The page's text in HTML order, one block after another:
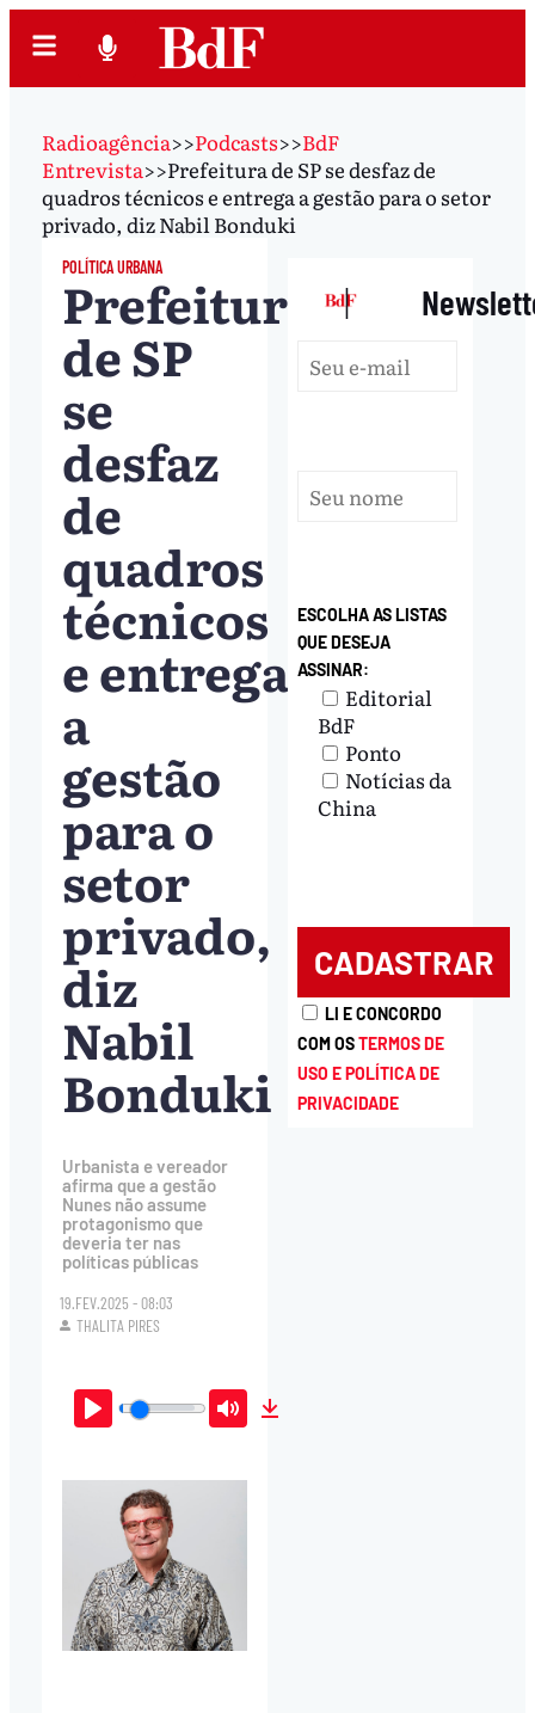
Radioagência>>Podcasts>>BdF
Entrevista>>Prefeitura de SP se desfaz de
quadros técnicos e entrega a gestão para o setor
privado, diz Nabil Bonduki
POLÍTICA URBANA
Prefeitura
de SP
se
desfaz
de
quadros
técnicos
e entrega
a
gestão
para o
setor
privado,
diz
Nabil
Bonduki
Urbanista e vereador
afirma que a gestão
Nunes não assume
protagonismo que
deveria ter nas
políticas públicas
19.FEV.2025 - 08:03
THALITA PIRES
Play Mute
|
ESCOLHA AS LISTAS
QUE DESEJA
ASSINAR:
Editorial
BdF
Ponto
Notícias da
China
LI E CONCORDO
COM OSTERMOS DE
USO E POLÍTICA DE
PRIVACIDADE